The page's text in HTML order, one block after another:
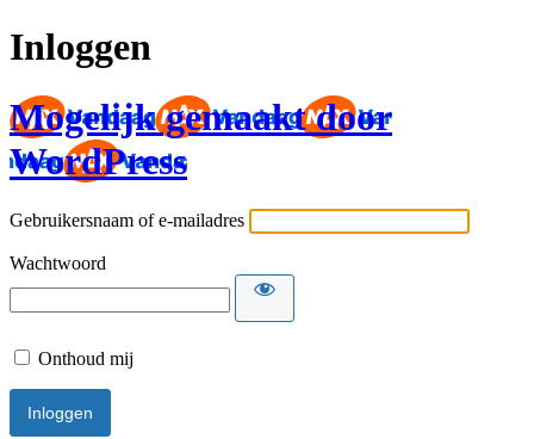
Inloggen
Mogelijk gemaakt door
WordPress
Gebruikersnaam of e-mailadres
Wachtwoord
Onthoud mij